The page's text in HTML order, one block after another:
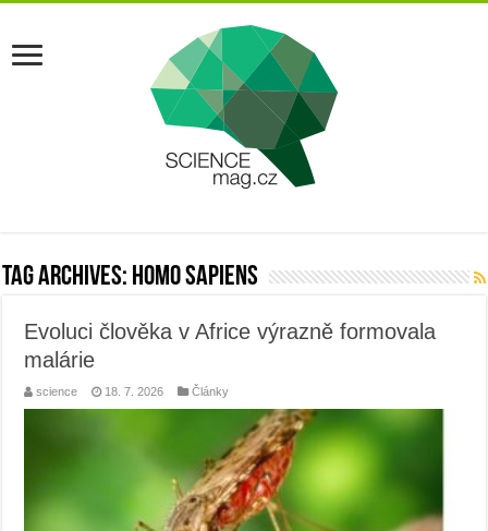
Tag Archives: homo sapiens
Evoluci člověka v Africe výrazně formovala
malárie
science 18. 7. 2026 Články